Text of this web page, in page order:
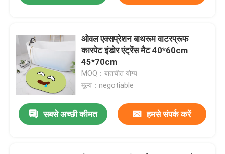
ओवल एक्सप्रेशन बाथरूम वाटरप्रूफ
कारपेट इंडोर एंट्रेंस मैट 40*60cm
45*70cm
MOQ：बातचीत योग्य
मूल्य：negotiable
सबसे अच्छी कीमत हमसे संपर्क करें